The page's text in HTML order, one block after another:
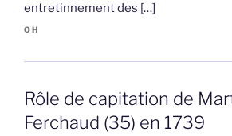
entretinnement des […]
OH
Rôle de capitation de
Ferchaud (35) en 1739